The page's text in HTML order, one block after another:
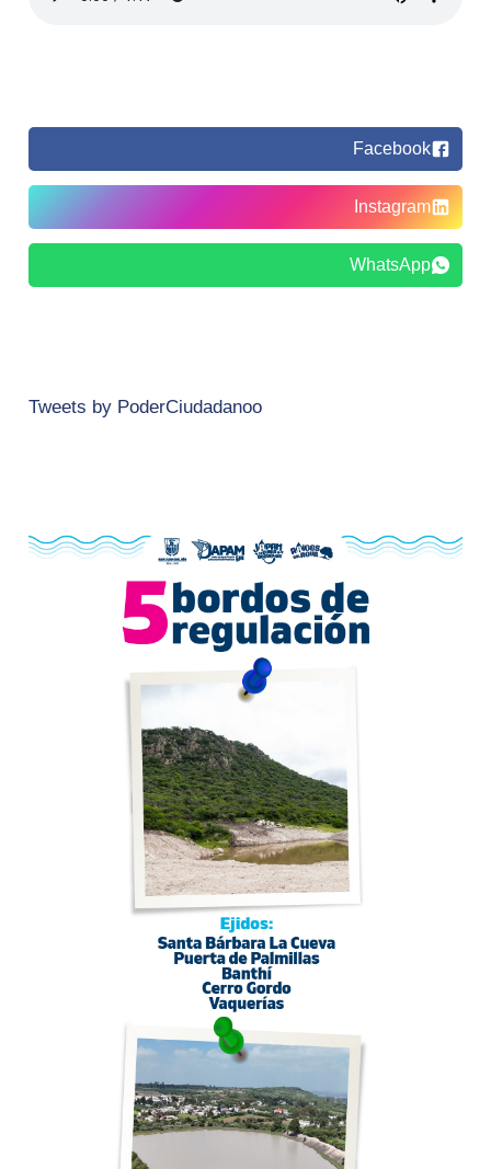
Facebook
Instagram
WhatsApp
Tweets by PoderCiudadanoo